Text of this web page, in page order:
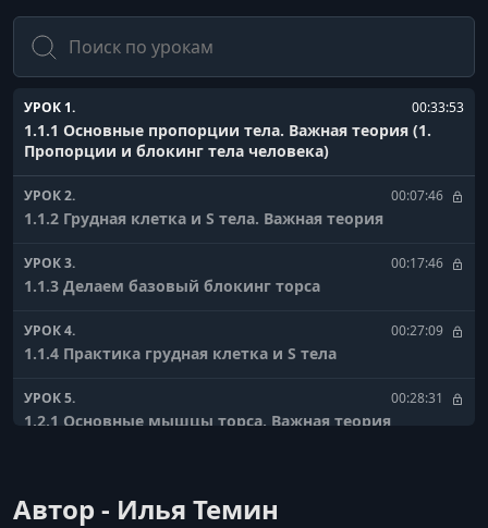
Поиск
УРОК 1. 00:33:53
1.1.1 Основные пропорции тела. Важная теория (1.
Пропорции и блокинг тела человека)
УРОК 2. 00:07:46
1.1.2 Грудная клетка и S тела. Важная теория
УРОК 3. 00:17:46
1.1.3 Делаем базовый блокинг торса
УРОК 4. 00:27:09
1.1.4 Практика грудная клетка и S тела
УРОК 5. 00:28:31
1.2.1 Основные мышцы торса. Важная теория
Автор - Илья Темин